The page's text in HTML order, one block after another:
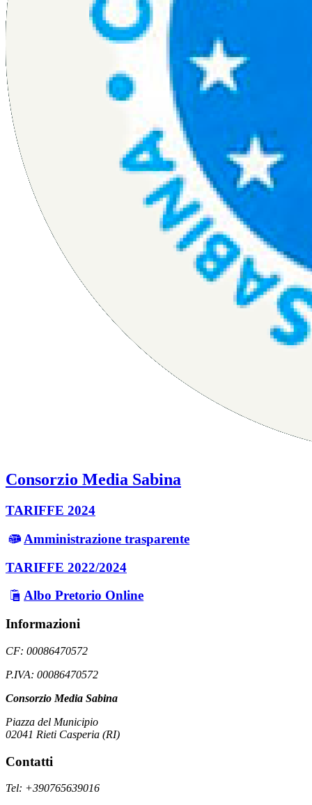
Consorzio Media Sabina
TARIFFE 2024
Amministrazione trasparente
TARIFFE 2022/2024
Albo Pretorio Online
Informazioni
CF: 00086470572
P.IVA: 00086470572
Consorzio Media Sabina
Piazza del Municipio
02041 Rieti Casperia (RI)
Contatti
Tel: +390765639016